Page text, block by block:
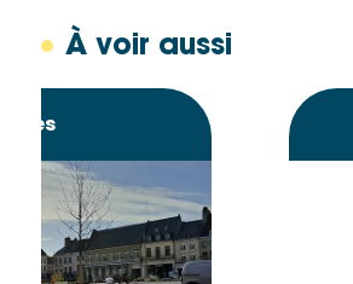
À voir aussi
Eurovéloroute 5